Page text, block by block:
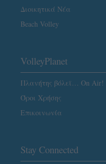
Διοικητικά Νέα
Beach Volley
VolleyPlanet
Πλανήτης βόλεϊ… On Air!
Όροι Χρήσης
Επικοινωνία
Stay Connected